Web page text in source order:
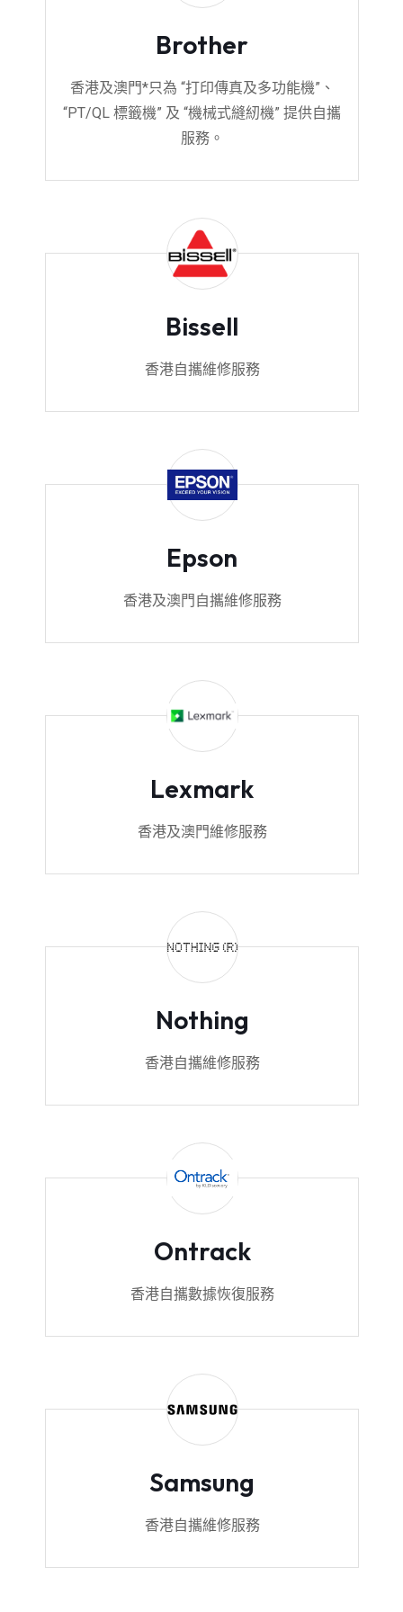
Brother
香港及澳門*只為 “打印傳真及多功能機”、
“PT/QL 標籤機” 及 “機械式縫紉機” 提供自攜
服務。
Bissell
香港自攜維修服務
Epson
香港及澳門自攜維修服務
Lexmark
香港及澳門維修服務
Nothing
香港自攜維修服務
Ontrack
香港自攜數據恢復服務
Samsung
香港自攜維修服務